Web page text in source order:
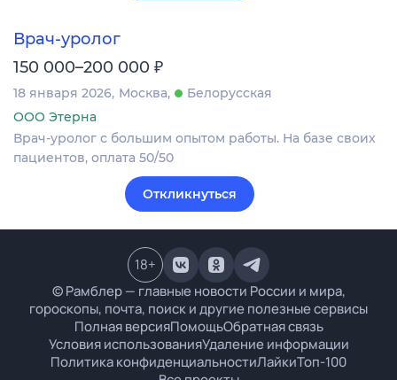
Врач-уролог
150 000–200 000 ₽
18 января 2026 Москва
Белорусская
ООО Этерна
Врач-уролог с большим опытом работы. На базе своих
пациентов, оплата 50/50
Откликнуться
© Рамблер — главные новости России и мира,
гороскопы, почта, поиск и другие полезные сервисы
Полная версияПомощьОбратная связь
Условия использованияУдаление информации
Политика конфиденциальностиЛайкиТоп-100
18+